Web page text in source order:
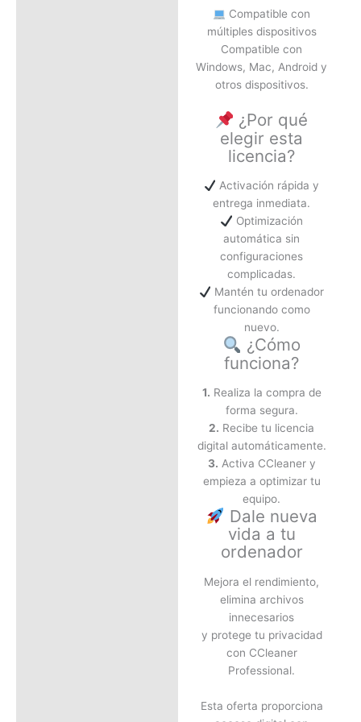
Compatible con
múltiples dispositivos
Compatible con
Windows, Mac, Android y
otros dispositivos.
¿Por qué
elegir esta
licencia?
Activación rápida y
entrega inmediata.
Optimización
automática sin
configuraciones
complicadas.
Mantén tu ordenador
funcionando como
nuevo.
¿Cómo
funciona?
1. Realiza la compra de
forma segura.
2. Recibe tu licencia
digital automáticamente.
3. Activa CCleaner y
empieza a optimizar tu
equipo.
Dale nueva
vida a tu
ordenador
Mejora el rendimiento,
elimina archivos
innecesarios
y protege tu privacidad
con CCleaner
Professional.
Esta oferta proporciona